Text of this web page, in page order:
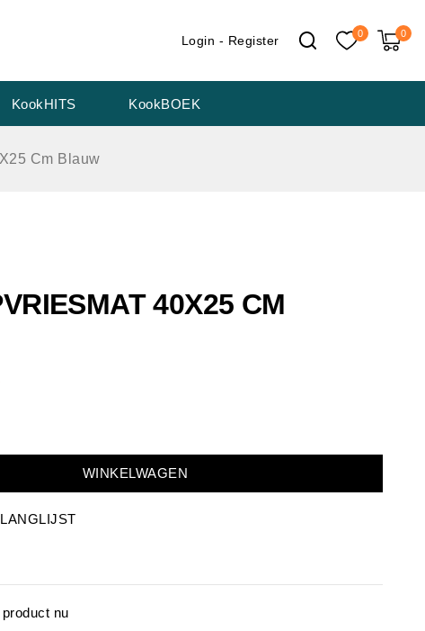
Login - Register 0 0
KookHITS KookBOEK
Cm Blauw
40X25 CM
WINKELWAGEN
nu